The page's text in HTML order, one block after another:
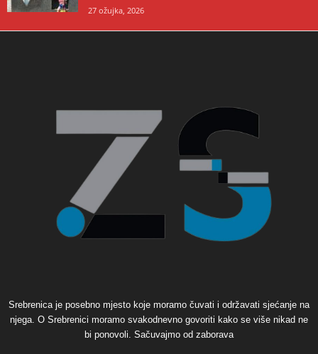
27 ožujka, 2026
Srebrenica je posebno mjesto koje moramo čuvati i održavati sjećanje na
njega. O Srebrenici moramo svakodnevno govoriti kako se više nikad ne
bi ponovoli. Sačuvajmo od zaborava